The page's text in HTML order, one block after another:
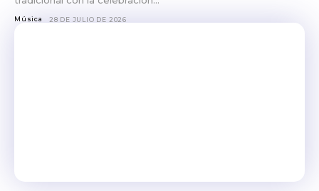
Música 28 DE JULIO DE 2026